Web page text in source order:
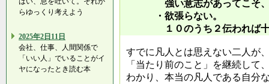
らゆっくり考えよう
2025年2日11日
会社、仕事、人間関係で
「いい人」でいることがイ
ヤになったとき読む本
強い意志があってこそ、
・欲張らない。
１０のうち２伝われば十
すでに凡人とは思えない二人が
「当たり前のこと」を継続して
わかり、本当の凡人である自分